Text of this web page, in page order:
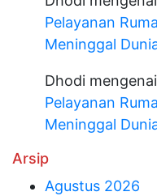
Pelayanan
Meninggal
Dhodi mengenai
Pelayanan
Meninggal
Arsip
Agustus 2026